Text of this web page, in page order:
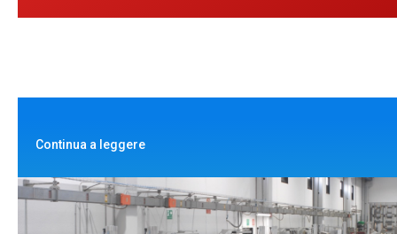
Continua a leggere